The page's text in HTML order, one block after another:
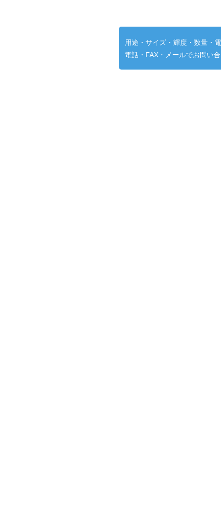
用途・サイズ・輝度・数量・
電話・FAX・メールでお問い